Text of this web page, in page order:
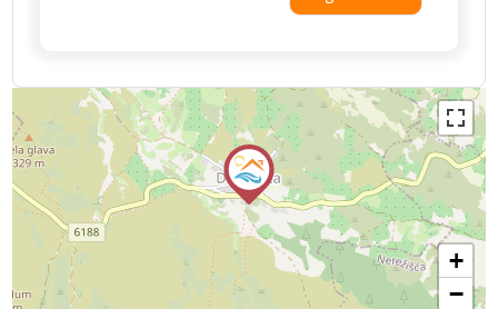
+
−